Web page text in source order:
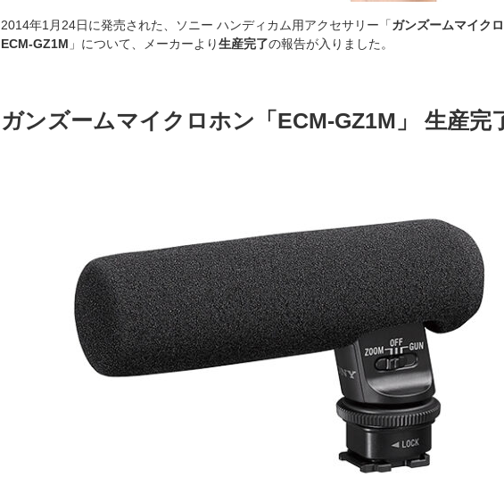
2014年1月24日に発売された、ソニー ハンディカム用アクセサリー「ガンズームマイク
ECM-GZ1M 」について、メーカーより生産完了の報告が入りました。
ガンズームマイクロホン「ECM-GZ1M」 生産完